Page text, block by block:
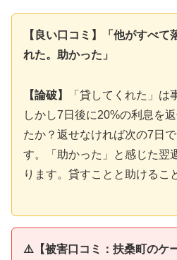
【良い口コミ】「他がすべて
れた。助かった」
【論破】
「貸してくれた」は
しかし7日後に20%の利息を
たか？返せなければ次の7日
す。「助かった」と感じた翌
ります。貸すことと助けるこ
⚠️【被害口コミ：扶桑町のケ